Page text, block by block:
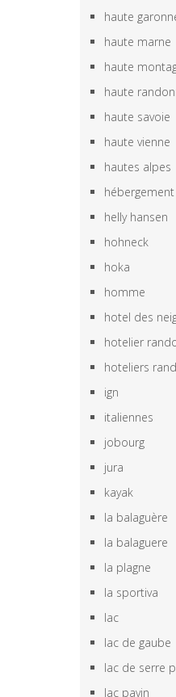
haute
haute marne
haute
haute
haute savoie
haute vienne
hautes alpes
hébergement
helly hansen
hohneck
hoka
homme
hotel des
hotelier
hoteliers
ign
italiennes
jobourg
jura
kayak
la balaguère
la balaguere
la plagne
la sportiva
lac
lac de gaube
lac de serre
lac pavin